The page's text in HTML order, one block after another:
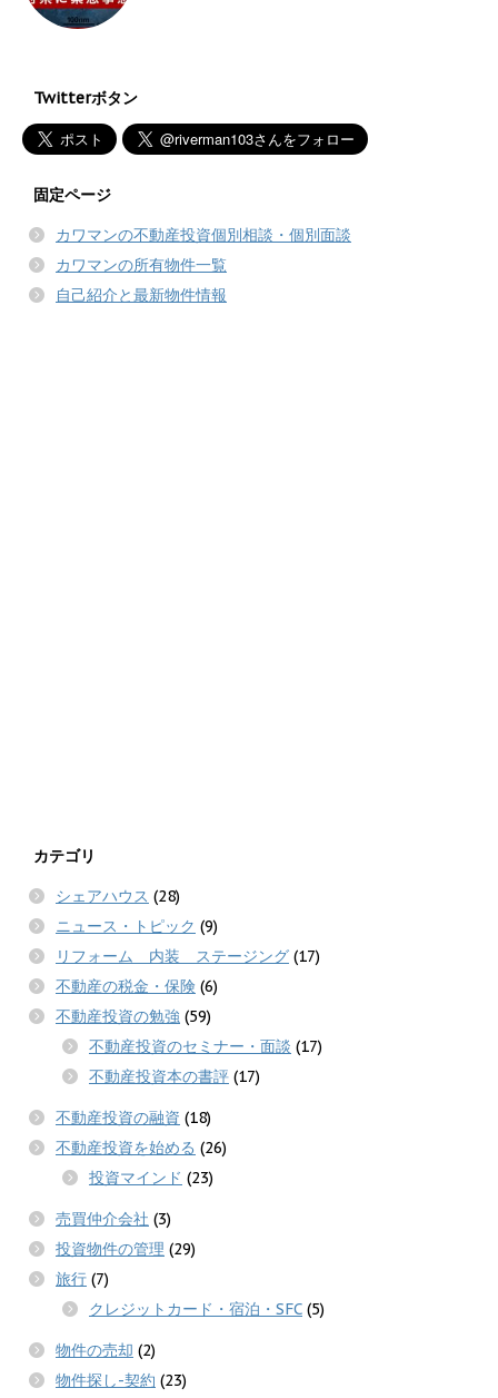
Twitterボタン
固定ページ
カワマンの不動産投資個別相談・個別面談
カワマンの所有物件一覧
自己紹介と最新物件情報
カテゴリ
シェアハウス (28)
ニュース・トピック (9)
リフォーム 内装 ステージング (17)
不動産の税金・保険 (6)
不動産投資の勉強 (59)
不動産投資のセミナー・面談 (17)
不動産投資本の書評 (17)
不動産投資の融資 (18)
不動産投資を始める (26)
投資マインド (23)
売買仲介会社 (3)
投資物件の管理 (29)
旅行 (7)
クレジットカード・宿泊・SFC (5)
物件の売却 (2)
物件探し-契約 (23)